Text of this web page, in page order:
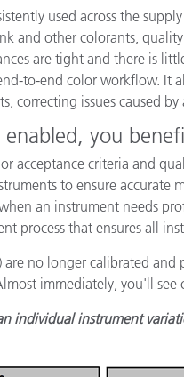
used across the
and other colorants,
are tight and there is
to-end color workflow. It
correcting issues caused
you
acceptance criteria and
to ensure accurate
an instrument needs
process that ensures all
are no longer calibrated
immediately, you'll
individual instrument